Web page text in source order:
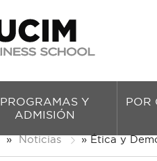
PROGRAMAS Y
ADMISIÓN
POR
» Noticias »Ética y